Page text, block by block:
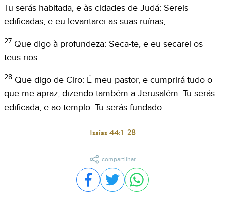
Tu serás habitada, e às cidades de Judá: Sereis
edificadas, e eu levantarei as suas ruínas;
27 Que digo à profundeza: Seca-te, e eu secarei os
teus rios.
28 Que digo de Ciro: É meu pastor, e cumprirá tudo o
que me apraz, dizendo também a Jerusalém: Tu serás
edificada; e ao templo: Tu serás fundado.
Isaías 44:1–28
compartilhar
Compartilhar no Facebook
Compartilhar no Twitter
Compartilhar no